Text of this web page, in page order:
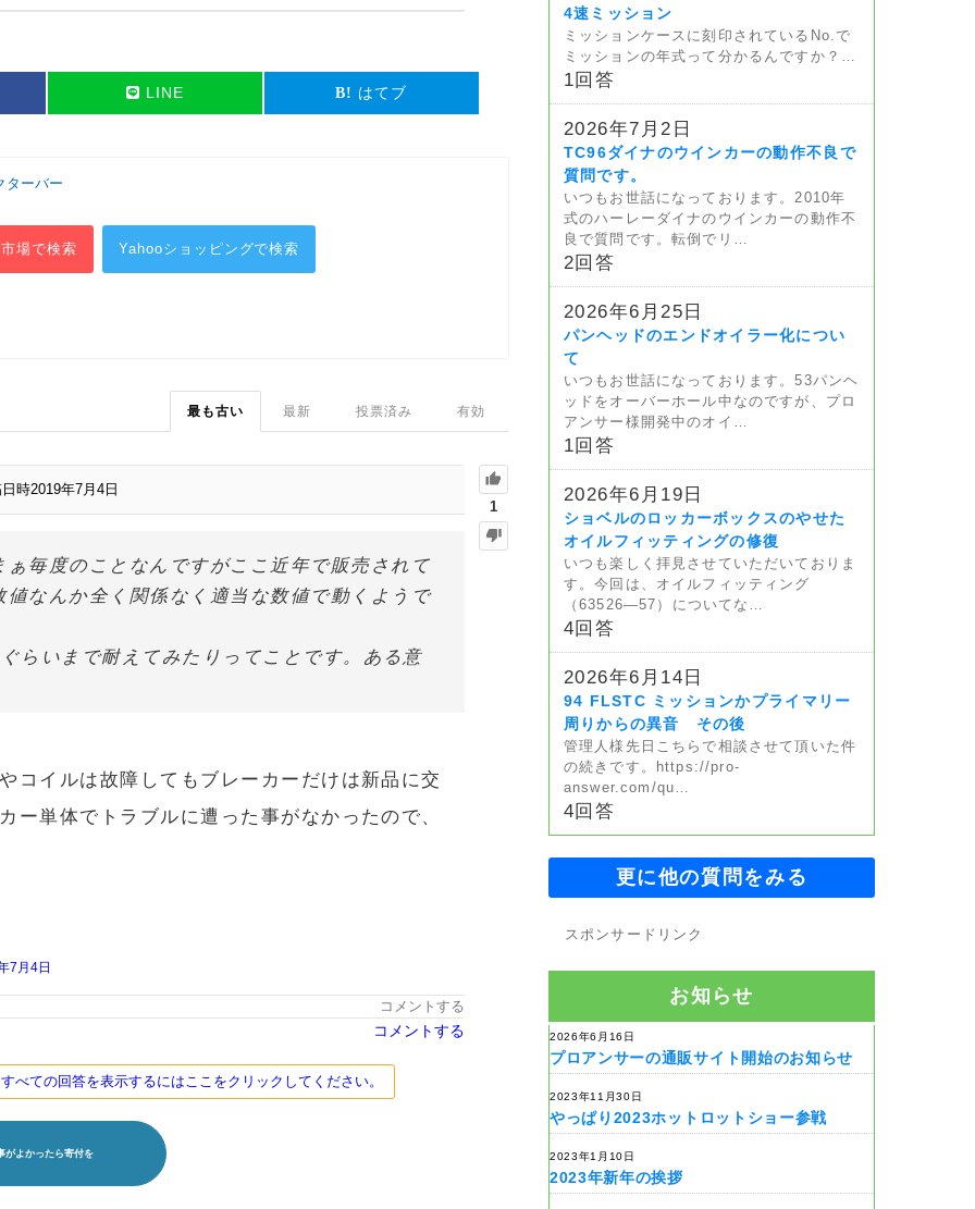
LINE はてブ
ーバー
場で検索 Yahooショッピングで検索
有効
投票済み
最新
最も古い
1
時2019年7月4日
毎度のことなんですがここ近年で販売されて
なんか全く関係なく適当な数値で動くようで
らいまで耐えてみたりってことです。ある意
コイルは故障してもブレーカーだけは新品に交
ー単体でトラブルに遭った事がなかったので、
7月4日
コメントする
コメントする
べての回答を表示するにはここをクリックしてください。
4速ミッション
ミッションケースに刻印されているNo.で
ミッションの年式って分かるんですか？…
1回答
2026年7月2日
TC96ダイナのウインカーの動作不良で
質問です。
いつもお世話になっております。2010年
式のハーレーダイナのウインカーの動作不
良で質問です。転倒でリ…
2回答
2026年6月25日
パンヘッドのエンドオイラー化につい
て
いつもお世話になっております。53パンヘ
ッドをオーバーホール中なのですが、プロ
アンサー様開発中のオイ…
1回答
2026年6月19日
ショベルのロッカーボックスのやせた
オイルフィッティングの修復
いつも楽しく拝見させていただいておりま
す。今回は、オイルフィッティング
（63526—57）についてな…
4回答
2026年6月14日
94 FLSTC ミッションかプライマリー
周りからの異音 その後
管理人様先日こちらで相談させて頂いた件
の続きです。https://pro-
answer.com/qu…
4回答
更に他の質問をみる
スポンサードリンク
お知らせ
2026年6月16日
プロアンサーの通販サイト開始のお知らせ
2023年11月30日
やっぱり2023ホットロットショー参戦
2023年1月10日
2023年新年の挨拶